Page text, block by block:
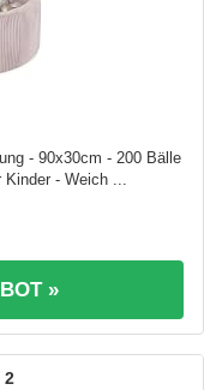
- 90x30cm - 200 Bälle
Kinder - Weich ...
»
2